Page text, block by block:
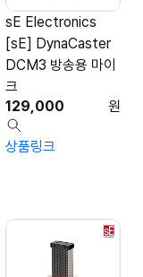
sE Electronics
[sE] DynaCaster
DCM3 방송용 마이
크
129,000
원
상품링크